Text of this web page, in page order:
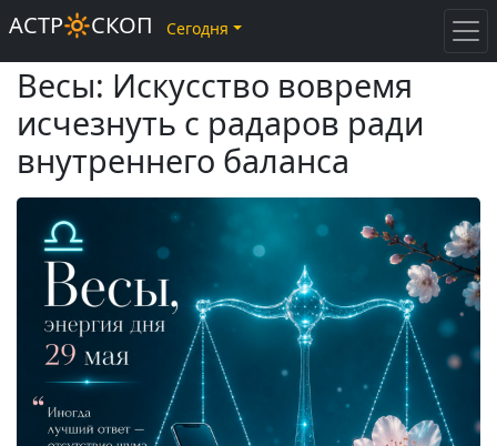
Весы: Искусство вовремя
исчезнуть с радаров ради
внутреннего баланса
АСТР🔆СКОП Сегодня